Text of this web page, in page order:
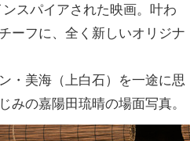
スパイアされた映画。叶わ
ーフに、全く新しいオリジナ
・美海（上白石）を一途に思
みの嘉陽田琉晴の場面写真。